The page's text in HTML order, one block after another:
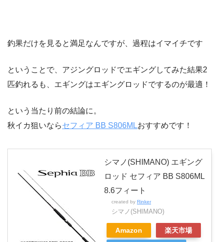
釣果だけを見ると満足なんですが、過程はイマイチです
ということで、アジングロッドでエギングしてみた結果2
匹釣れるも、エギングはエギングロッドでするのが最適！
という当たり前の結論に。
秋イカ狙いならセフィア BB S806MLおすすめです！
シマノ(SHIMANO) エギング
ロッド セフィア BB S806ML
8.6フィート
created by Rinker
シマノ(SHIMANO)
Amazon 楽天市場